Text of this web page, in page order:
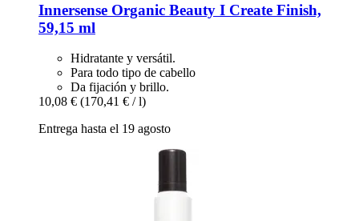
Innersense Organic Beauty I Create Finish,
59,15 ml
Hidratante y versátil.
Para todo tipo de cabello
Da fijación y brillo.
10,08 € (170,41 € / l)
Entrega hasta el 19 agosto